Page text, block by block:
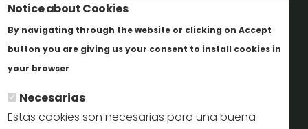
Notice about Cookies
By navigating through the website or clicking on Accept
button you are giving us your consent to install cookies in
your browser
Necesarias
Estas cookies son necesarias para una buena
Trabaja con nosotros
Informes y documentación
Perfil del contratante
Oficinas de Turismo